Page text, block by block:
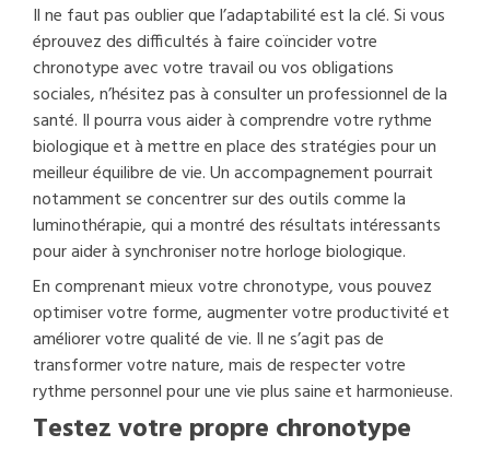
Il ne faut pas oublier que l’adaptabilité est la clé. Si vous
éprouvez des difficultés à faire coïncider votre
chronotype avec votre travail ou vos obligations
sociales, n’hésitez pas à consulter un professionnel de la
santé. Il pourra vous aider à comprendre votre rythme
biologique et à mettre en place des stratégies pour un
meilleur équilibre de vie. Un accompagnement pourrait
notamment se concentrer sur des outils comme la
luminothérapie, qui a montré des résultats intéressants
pour aider à synchroniser notre horloge biologique.
En comprenant mieux votre chronotype, vous pouvez
optimiser votre forme, augmenter votre productivité et
améliorer votre qualité de vie. Il ne s’agit pas de
transformer votre nature, mais de respecter votre
rythme personnel pour une vie plus saine et harmonieuse.
Testez votre propre chronotype